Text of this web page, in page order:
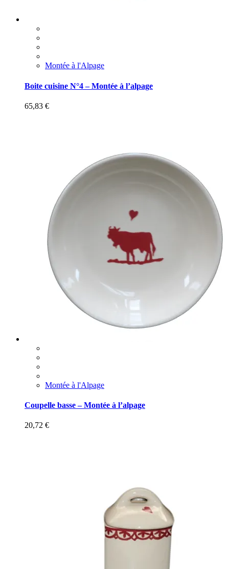
Montée à l'Alpage
Boite cuisine N°4 – Montée à l’alpage
65,83 €
Montée à l'Alpage
Coupelle basse – Montée à l’alpage
20,72 €